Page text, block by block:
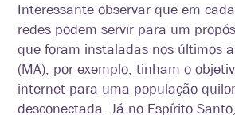
Interessante observar que em
redes podem servir para um
que foram instaladas nos últimos
(MA), por exemplo, tinham o
internet para uma população
desconectada. Já no Espírito